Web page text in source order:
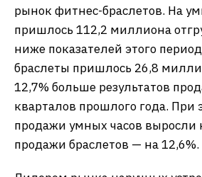
рынок фитнес-браслетов. На
пришлось 112,2 миллиона
ниже показателей этого
браслеты пришлось 26,8
12,7% больше результатов
кварталов прошлого года. При
продажи умных часов выросли
продажи браслетов — на 12,6%.